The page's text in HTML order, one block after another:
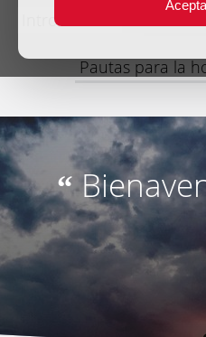
Introducción Lecturas
Pautas para la
“